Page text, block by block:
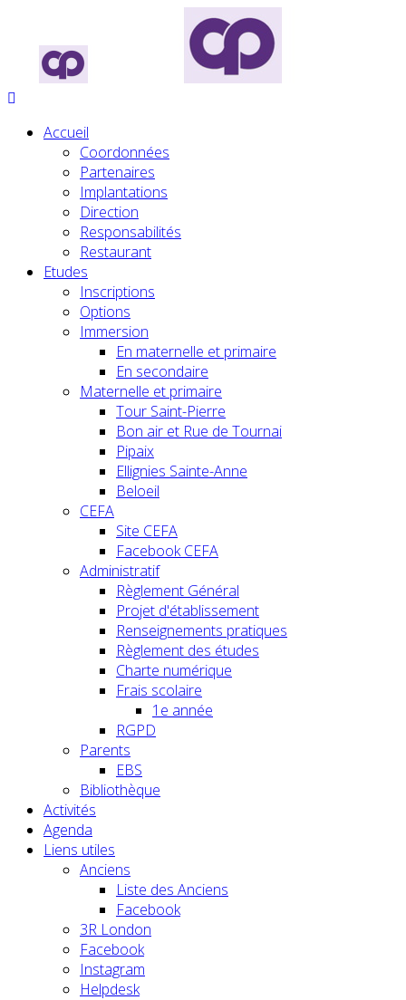
Accueil
Coordonnées
Partenaires
Implantations
Direction
Responsabilités
Restaurant
Etudes
Inscriptions
Options
Immersion
En maternelle et primaire
En secondaire
Maternelle et primaire
Tour Saint-Pierre
Bon air et Rue de Tournai
Pipaix
Ellignies Sainte-Anne
Beloeil
CEFA
Site CEFA
Facebook CEFA
Administratif
Règlement Général
Projet d'établissement
Renseignements pratiques
Règlement des études
Charte numérique
Frais scolaire
1e année
RGPD
Parents
EBS
Bibliothèque
Activités
Agenda
Liens utiles
Anciens
Liste des Anciens
Facebook
3R London
Facebook
Instagram
Helpdesk